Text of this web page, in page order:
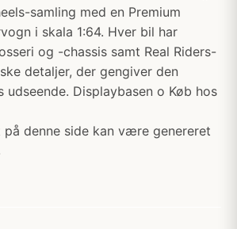
samling med en Premium
i skala 1:64. Hver bil har
og -chassis samt Real Riders-
detaljer, der gengiver den
udseende. Displaybasen o Køb hos
på denne side kan være genereret